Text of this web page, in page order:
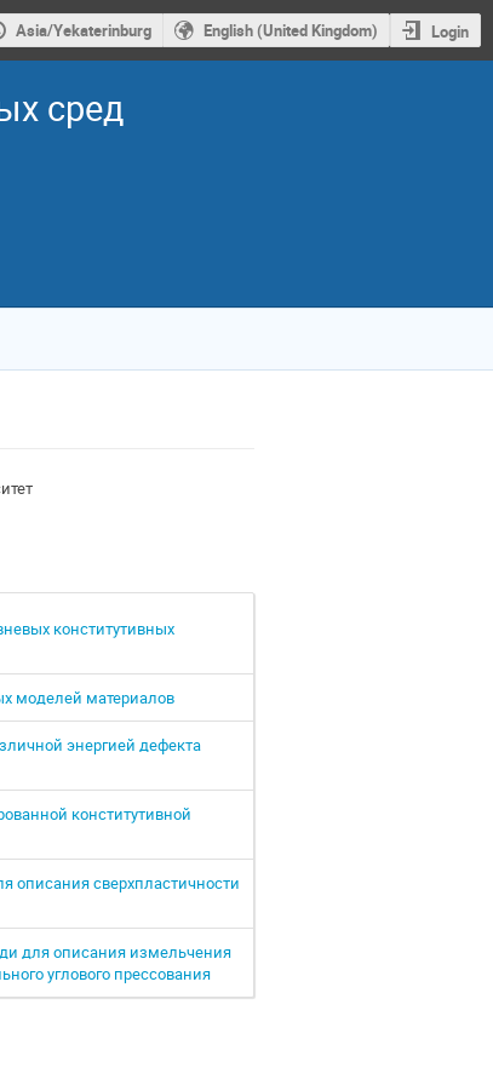
Asia/Yekaterinburg English (United Kingdom) Login
сред
конститутивных
моделей материалов
энергией дефекта
конститутивной
описания сверхпластичности
для описания измельчения
углового прессования